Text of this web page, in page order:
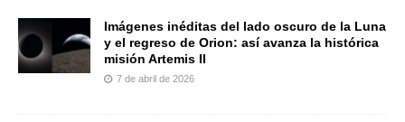
Imágenes inéditas del lado oscuro de la Luna
y el regreso de Orion: así avanza la histórica
misión Artemis II
7 de abril de 2026